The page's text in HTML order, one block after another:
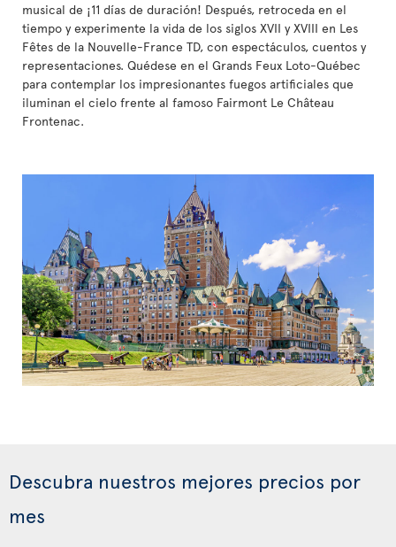
musical de ¡11 días de duración! Después, retroceda en el
tiempo y experimente la vida de los siglos XVII y XVIII en Les
Fêtes de la Nouvelle-France TD, con espectáculos, cuentos y
representaciones. Quédese en el Grands Feux Loto-Québec
para contemplar los impresionantes fuegos artificiales que
iluminan el cielo frente al famoso Fairmont Le Château
Frontenac.
Descubra nuestros mejores precios por
mes